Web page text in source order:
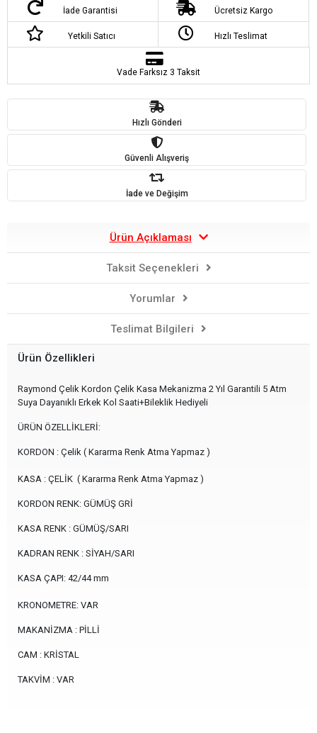
İade Garantisi Ücretsiz Kargo
Yetkili Satıcı Hızlı Teslimat
Vade Farksız 3 Taksit
Hızlı Gönderi
Güvenli Alışveriş
İade ve Değişim
Ürün Açıklaması
Taksit Seçenekleri
Yorumlar
Teslimat Bilgileri
Ürün Özellikleri
Raymond Çelik Kordon Çelik Kasa Mekanizma 2 Yıl Garantili 5 Atm
Suya Dayanıklı Erkek Kol Saati+Bileklik Hediyeli
ÜRÜN ÖZELLİKLERİ:
KORDON : Çelik ( Kararma Renk Atma Yapmaz )
KASA : ÇELİK ( Kararma Renk Atma Yapmaz )
KORDON RENK: GÜMÜŞ GRİ
KASA RENK : GÜMÜŞ/SARI
KADRAN RENK : SİYAH/SARI
KASA ÇAPI: 42/44 mm
KRONOMETRE: VAR
MAKANİZMA : PİLLİ
CAM : KRİSTAL
TAKVİM : VAR